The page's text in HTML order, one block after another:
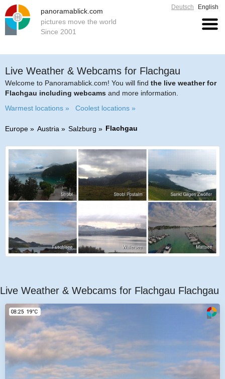
panoramablick.com
pictures move the world
Since 2001
Deutsch English
Live Weather & Webcams for Flachgau
Welcome to Panoramablick.com! You will find the live weather for
Flachgau including webcams and more information.
Warmest locations »
Coolest locations »
Europe Austria Salzburg Flachgau
Live Weather & Webcams for Flachgau Flachgau